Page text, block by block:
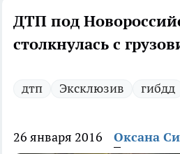
ДТП под
столкнулась с
дтп Эксклюзив гибдд
26 января 2016 Оксана